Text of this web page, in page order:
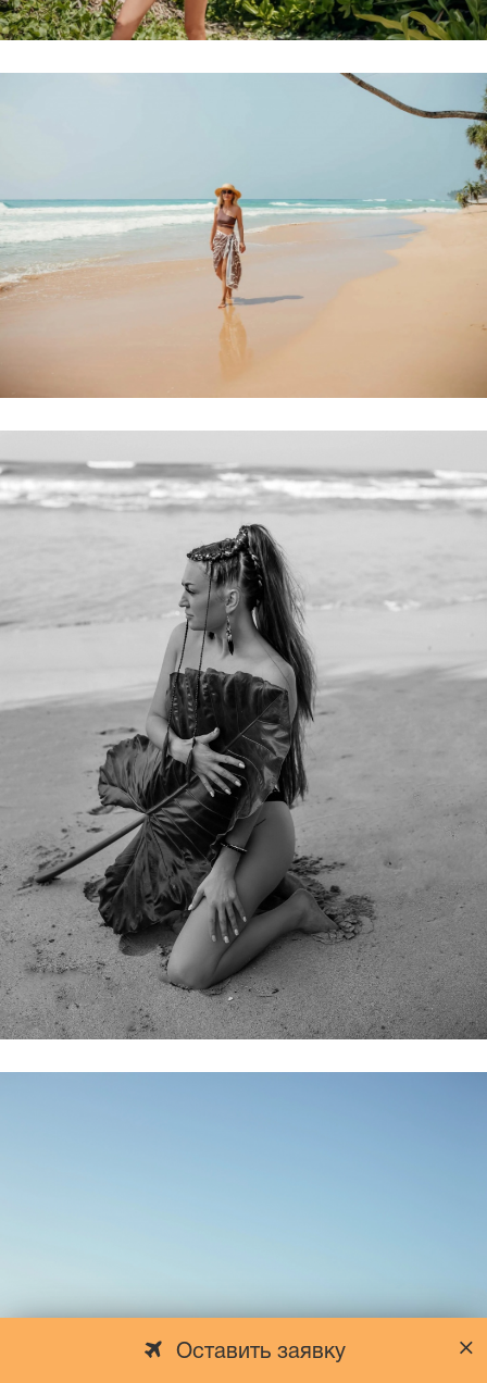
Оставить заявку